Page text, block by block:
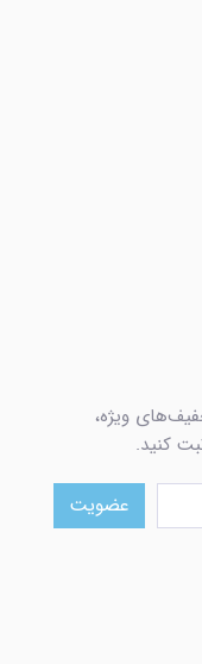
ویژه،
کنید.
عضویت